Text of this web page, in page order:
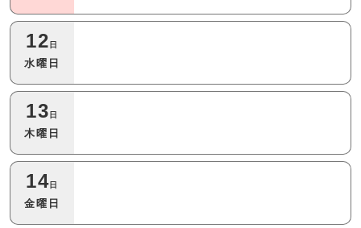
12 日
水曜日
13 日
木曜日
14日
金曜日